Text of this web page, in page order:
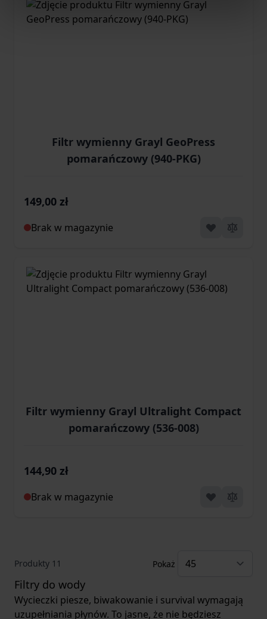
Filtr wymienny Grayl GeoPress
pomarańczowy (940-PKG)
149,00 zł
Brak w magazynie
Filtr wymienny Grayl Ultralight Compact
pomarańczowy (536-008)
144,90 zł
Brak w magazynie
Produkty 11 Pokaż
Filtry do wody
Wycieczki piesze, biwakowanie i survival wymagają
uzupełniania płynów. To jasne, że nie będziesz